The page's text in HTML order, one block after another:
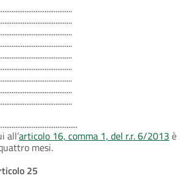
all’articolo 16, comma 1, del r.r. 6/2013 è
mesi.
25